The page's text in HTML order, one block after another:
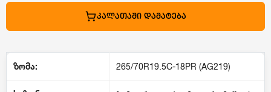
ᲙᲐᲚᲐᲗᲐᲨᲘ ᲓᲐᲛᲐᲢᲔᲑᲐ
ზომა: 265/70R19.5C-18PR (AG219)